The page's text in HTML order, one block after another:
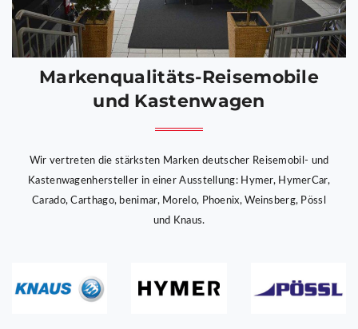
Markenqualitäts-Reisemobile
und Kastenwagen
Wir vertreten die stärksten Marken deutscher Reisemobil- und
Kastenwagenhersteller in einer Ausstellung: Hymer, HymerCar,
Carado, Carthago, benimar, Morelo, Phoenix, Weinsberg, Pössl
und Knaus.